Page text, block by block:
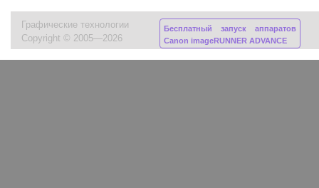
Графические технологии
Copyright © 2005—2026
Бесплатный запуск аппаратов
Canon imageRUNNER ADVANCE